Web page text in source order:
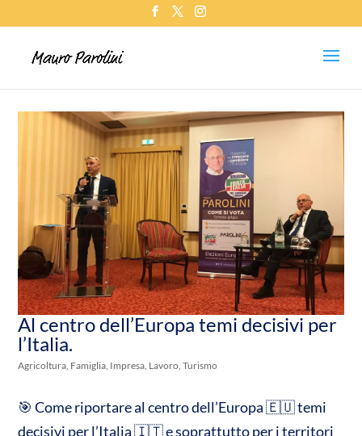
Al centro dell’Europa temi decisivi per
l’Italia.
Agricoltura, Famiglia, Impresa, Lavoro,Turismo
🎯 Come riportare al centro dell’Europa 🇪🇺 temi
decisivi per l’Italia 🇮🇹 e soprattutto per i territori